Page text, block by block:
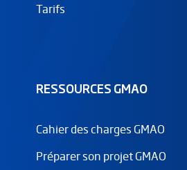
Tarifs
RESSOURCES GMAO
Cahier des charges GMAO
Préparer son projet GMAO